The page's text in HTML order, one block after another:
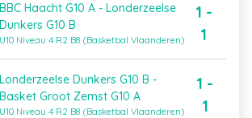
BBC Haacht G10 A - Londerzeelse
Dunkers G10 B
U10 Niveau 4 R2 B8 (Basketbal Vlaanderen)
1 -
1
Londerzeelse Dunkers G10 B -
Basket Groot Zemst G10 A
U10 Niveau 4 R2 B8 (Basketbal Vlaanderen)
1 -
1